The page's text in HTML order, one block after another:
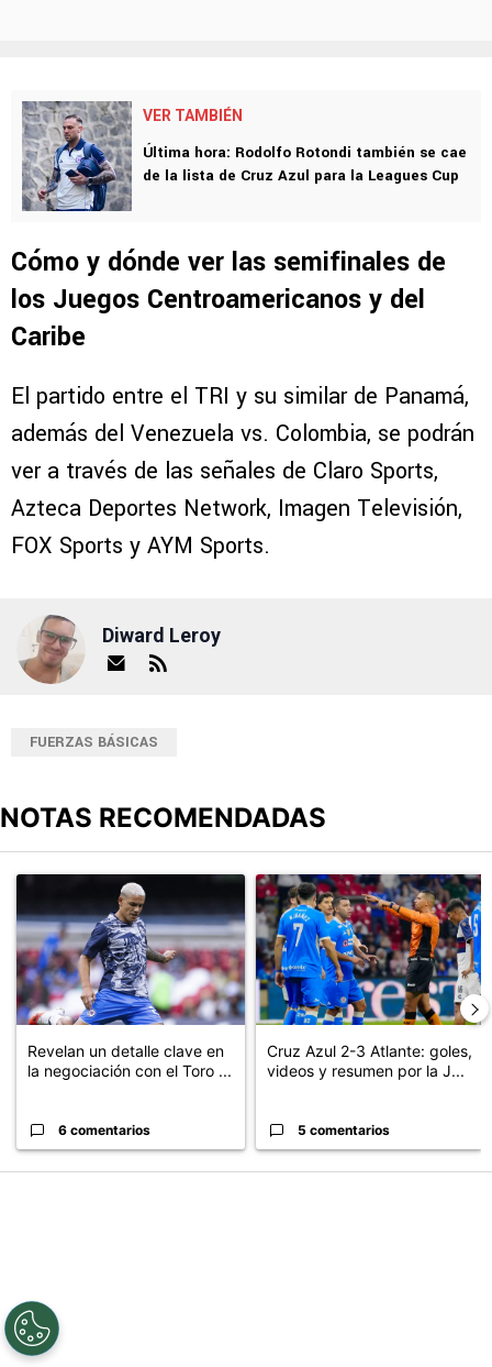
VER TAMBIÉN
Última hora: Rodolfo Rotondi también se cae
de la lista de Cruz Azul para la Leagues Cup
Cómo y dónde ver las semifinales de
los Juegos Centroamericanos y del
Caribe
El partido entre el TRI y su similar de Panamá,
además del Venezuela vs. Colombia, se podrán
ver a través de las señales de Claro Sports,
Azteca Deportes Network, Imagen Televisión,
FOX Sports y AYM Sports.
Diward Leroy
FUERZAS BÁSICAS
NOTAS RECOMENDADAS
PUBLICIDAD
Un artículo de tendencia con el título "Revelan un detalle clave
Revelan un detalle clave en
la negociación con el Toro ...
6 comentarios
Un artículo de tendencia con el
Cruz Azul 2-3 Atlante: goles,
videos y resumen por la J...
5 comentarios